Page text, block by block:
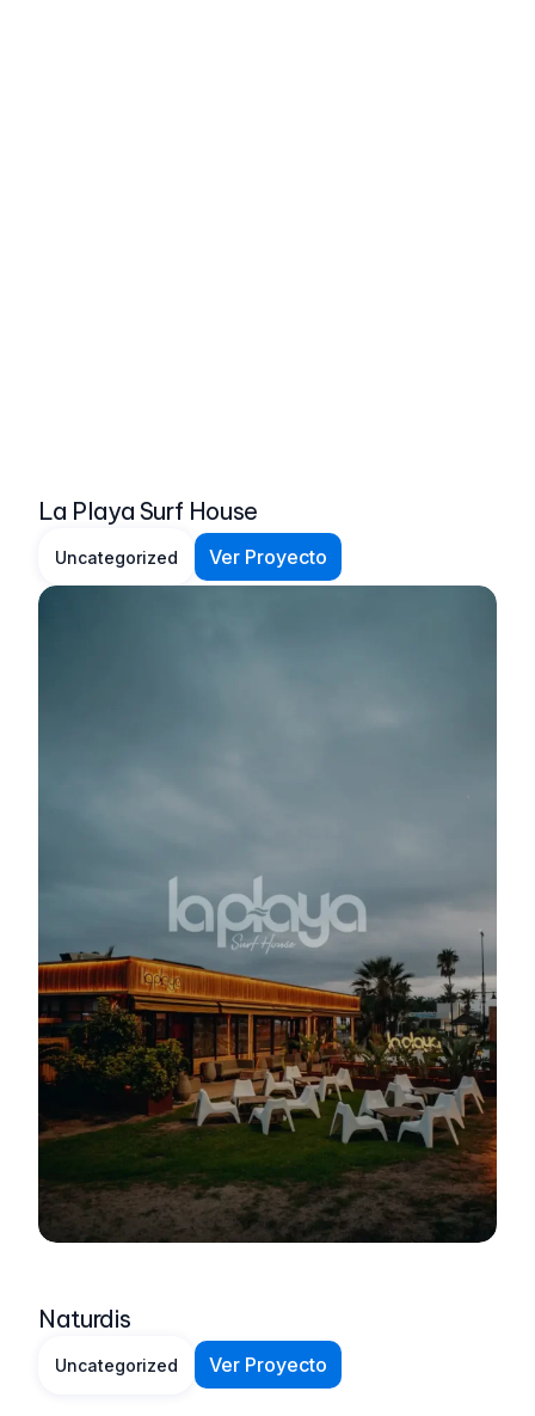
La Playa Surf House
Uncategorized Ver Proyecto
Naturdis
Uncategorized Ver Proyecto